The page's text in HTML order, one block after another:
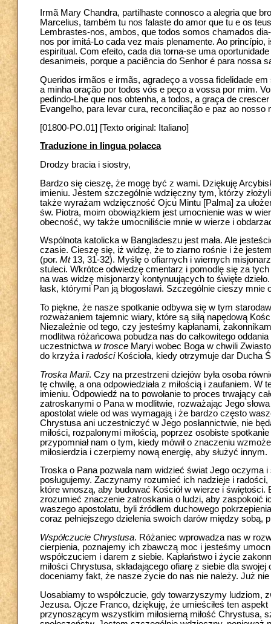
Irmã Mary Chandra, partilhaste connosco a alegria que
Marcelius, também tu nos falaste do amor que tu e os
Lembrastes-nos, ambos, que todos somos chamados
nos por imitá-Lo cada vez mais plenamente. Ao
espiritual. Com efeito, cada dia torna-se uma
desanimeis, porque a paciência do Senhor é para nossa
Queridos irmãos e irmãs, agradeço a vossa fidelidade
a minha oração por todos vós e peço a vossa por mim.
pedindo-Lhe que nos obtenha, a todos, a graça de
Evangelho, para levar cura, reconciliação e paz ao nosso
[01800-PO.01] [Texto original: Italiano]
Traduzione in lingua polacca
Drodzy bracia i siostry,
Bardzo się cieszę, że mogę być z wami. Dziękuję
imieniu. Jestem szczególnie wdzięczny tym, którzy
także wyrażam wdzięczność Ojcu Mintu [Palma] za
św. Piotra, moim obowiązkiem jest umocnienie was w
obecność, wy także umocniliście mnie w wierze i
Wspólnota katolicka w Bangladeszu jest mała. Ale
czasie. Cieszę się, iż widzę, że to ziarno rośnie i że
(por. Mt13, 31-32). Myślę o ofiarnych i wiernych
stuleci. Wkrótce odwiedzę cmentarz i pomodlę się za
na was widzę misjonarzy kontynuujących to święte
łask, którymi Pan ją błogosławi. Szczególnie cieszy
To piękne, że nasze spotkanie odbywa się w tym
rozważaniem tajemnic wiary, które są siłą napędową
Niezależnie od tego, czy jesteśmy kapłanami,
modlitwa różańcowa pobudza nas do całkowitego
uczestnictwa w trosce Maryi wobec Boga w chwili
do krzyża i radościKościoła, kiedy otrzymuje dar Ducha
Troska Marii. Czy na przestrzeni dziejów była osoba
tę chwilę, a ona odpowiedziała z miłością i zaufaniem. W
imieniu. Odpowiedź na to powołanie to proces trwający
zatroskanymi o Pana w modlitwie, rozważając Jego
apostolat wiele od was wymagają i że bardzo często
Chrystusa ani uczestniczyć w Jego posłannictwie, nie
miłości, rozpalonymi miłością, poprzez osobiste
przypomniał nam o tym, kiedy mówił o znaczeniu
miłosierdzia i czerpiemy nową energię, aby służyć innym.
Troska o Pana pozwala nam widzieć świat Jego
posługujemy. Zaczynamy rozumieć ich nadzieje i
które wnoszą, aby budować Kościół w wierze i
zrozumieć znaczenie zatroskania o ludzi, aby zaspokoić
waszego apostolatu, byli źródłem duchowego
coraz pełniejszego dzielenia swoich darów między sobą,
Współczucie Chrystusa. Różaniec wprowadza nas w
cierpienia, poznajemy ich zbawczą moc i jesteśmy
współczuciem i darem z siebie. Kapłaństwo i życie
miłości Chrystusa, składającego ofiarę z siebie dla
doceniamy fakt, że nasze życie do nas nie należy. Już
Uosabiamy to współczucie, gdy towarzyszymy ludziom,
Jezusa. Ojcze Franco, dziękuję, że umieściłeś ten
przynoszącym wszystkim miłosierną miłość Chrystusa,